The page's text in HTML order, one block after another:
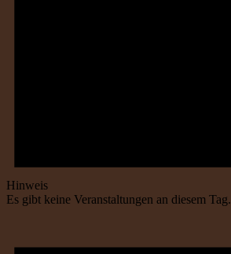
Hinweis
Es gibt keine Veranstaltungen an diesem Tag.